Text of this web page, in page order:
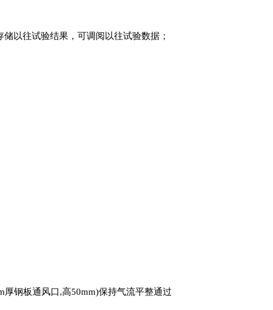
以往试验结果，可调阅以往试验数据；
钢板通风口,高50mm)保持气流平整通过